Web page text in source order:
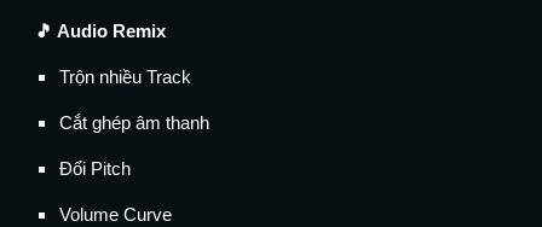
🎵 Audio Remix
Trộn nhiều Track
Cắt ghép âm thanh
Đổi Pitch
Volume Curve